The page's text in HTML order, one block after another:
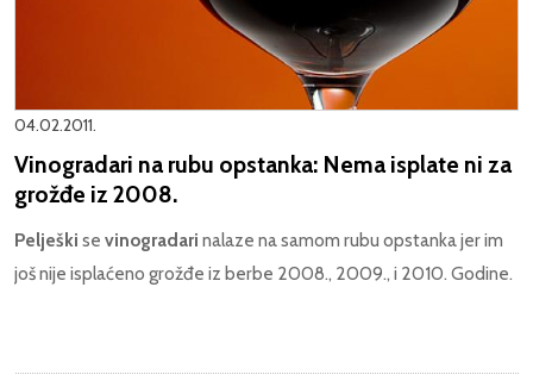
04.02.2011.
Vinogradari na rubu opstanka: Nema isplate ni za
grožđe iz 2008.
Pelješki se vinogradari nalaze na samom rubu opstanka jer im
još nije isplaćeno grožđe iz berbe 2008., 2009., i 2010. Godine.